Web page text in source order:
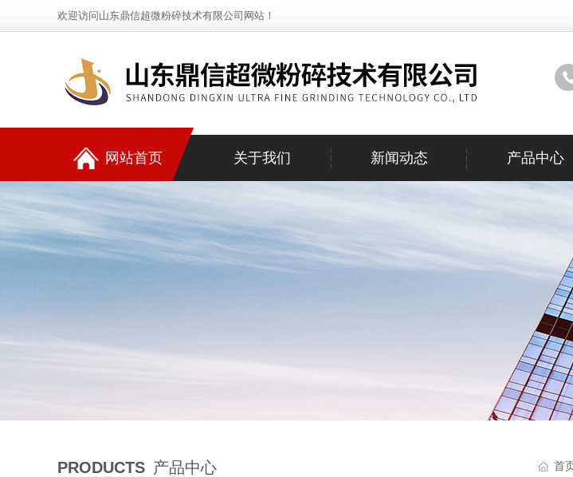
欢迎访问山东鼎信超微粉碎技术有限公司网站！
网站首页 关于我们 新闻动态 产品中心
PRODUCTS 产品中心 首